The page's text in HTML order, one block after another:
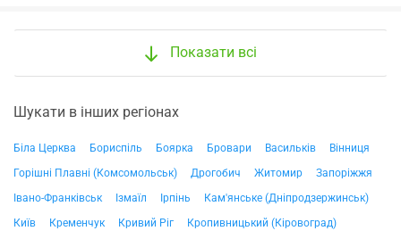
Показати всі
Шукати в інших регіонах
Біла Церква Бориспіль Боярка Бровари Васильків
Вінниця
Горішні Плавні (Комсомольськ)
Дрогобич Житомир
Запоріжжя
Івано-Франківськ
Ізмаїл Ірпінь
Кам'янське (Дніпродзержинськ)
Київ
Кременчук Кривий Ріг
Кропивницький (Кіровоград)